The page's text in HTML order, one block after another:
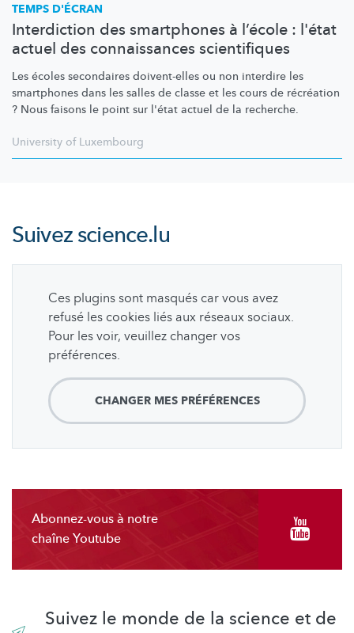
TEMPS D'ÉCRAN
Interdiction des smartphones à l’école : l'état
actuel des connaissances scientifiques
Les écoles secondaires doivent-elles ou non interdire les
smartphones dans les salles de classe et les cours de récréation
? Nous faisons le point sur l'état actuel de la recherche.
University of Luxembourg
Suivezscience.lu
Ces plugins sont masqués car vous avez
refusé les cookies liés aux réseaux sociaux.
Pour les voir, veuillez changer vos
préférences.
CHANGER MES PRÉFÉRENCES
Abonnez-vous à notre
chaîne Youtube
Suivez le monde de la science et de